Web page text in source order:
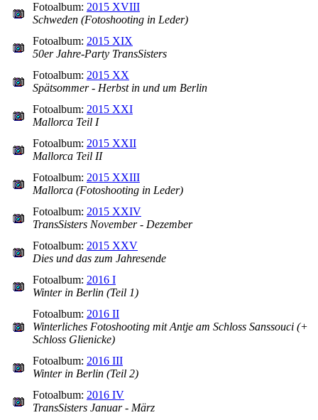
Fotoalbum: 2015 XVIII
Schweden (Fotoshooting in Leder)
Fotoalbum: 2015 XIX
50er Jahre-Party TransSisters
Fotoalbum: 2015 XX
Spätsommer - Herbst in und um Berlin
Fotoalbum: 2015 XXI
Mallorca Teil I
Fotoalbum: 2015 XXII
Mallorca Teil II
Fotoalbum: 2015 XXIII
Mallorca (Fotoshooting in Leder)
Fotoalbum: 2015 XXIV
TransSisters November - Dezember
Fotoalbum: 2015 XXV
Dies und das zum Jahresende
Fotoalbum: 2016 I
Winter in Berlin (Teil 1)
Fotoalbum: 2016 II
Winterliches Fotoshooting mit Antje am Schloss Sanssouci (+
Schloss Glienicke)
Fotoalbum: 2016 III
Winter in Berlin (Teil 2)
Fotoalbum: 2016 IV
TransSisters Januar - März